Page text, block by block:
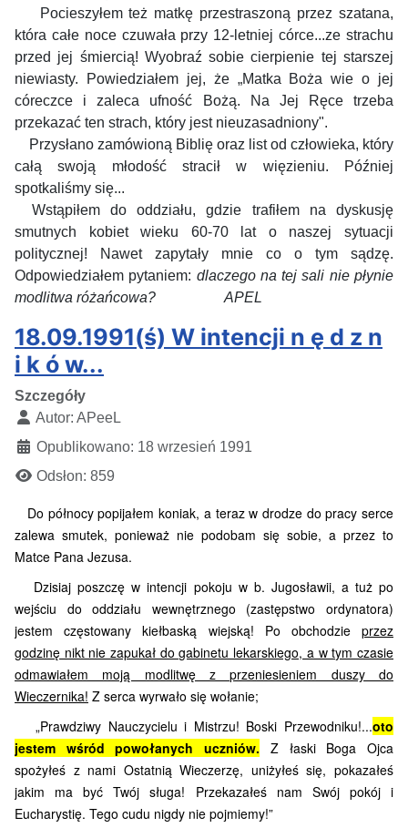
Pocieszyłem też matkę przestraszoną przez szatana,
która całe noce czuwała przy 12-letniej córce...ze strachu
przed jej śmiercią! Wyobraź sobie cierpienie tej starszej
niewiasty.
Powiedziałem jej, że „Matka Boża wie o jej
córeczce i zaleca ufność Bożą. Na Jej Ręce trzeba
przekazać ten strach, który jest nieuzasadniony".
Przysłano zamówioną Biblię oraz list od człowieka, który
całą swoją młodość stracił w więzieniu. Później
spotkaliśmy się...
Wstąpiłem do oddziału, gdzie trafiłem na dyskusję
smutnych kobiet wieku 60-70 lat o naszej sytuacji
politycznej! Nawet zapytały mnie co o tym sądzę.
Odpowiedziałem pytaniem: dlaczego na tej sali nie płynie
modlitwa różańcowa? APEL
18.09.1991(ś) W intencji n ę d z n
i k ó w...
Szczegóły
Autor: APeeL
Opublikowano: 18 wrzesień 1991
Odsłon: 859
Do północy popijałem koniak, a teraz w drodze do pracy serce
zalewa smutek, ponieważ nie podobam się sobie, a przez to
Matce Pana Jezusa.
Dzisiaj poszczę w intencji pokoju w b. Jugosławii, a tuż po
wejściu do oddziału wewnętrznego (zastępstwo ordynatora)
jestem częstowany kiełbaską wiejską! Po obchodzie przez
godzinę nikt nie zapukał do gabinetu lekarskiego, a w tym czasie
odmawiałem moją modlitwę z przeniesieniem duszy do
Wieczernika! Z serca wyrwało się wołanie;
„Prawdziwy Nauczycielu i Mistrzu! Boski Przewodniku!...oto
jestem wśród powołanych uczniów. Z łaski Boga Ojca
spożyłeś z nami Ostatnią Wieczerzę, uniżyłeś się, pokazałeś
jakim ma być Twój sługa! Przekazałeś nam Swój pokój i
Eucharystię. Tego cudu nigdy nie pojmiemy!”